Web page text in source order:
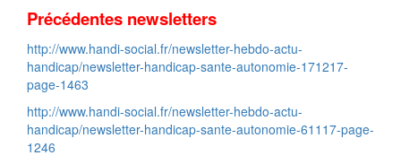
Précédentes newsletters
http://www.handi-social.fr/newsletter-hebdo-actu-
handicap/newsletter-handicap-sante-autonomie-171217-
page-1463
http://www.handi-social.fr/newsletter-hebdo-actu-
handicap/newsletter-handicap-sante-autonomie-61117-page-
1246